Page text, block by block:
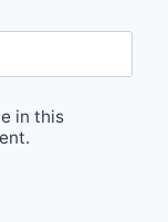
in this